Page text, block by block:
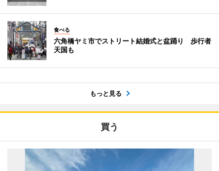
食べる
六角橋ヤミ市でストリート結婚式と盆踊り 歩行者
天国も
もっと見る
買う